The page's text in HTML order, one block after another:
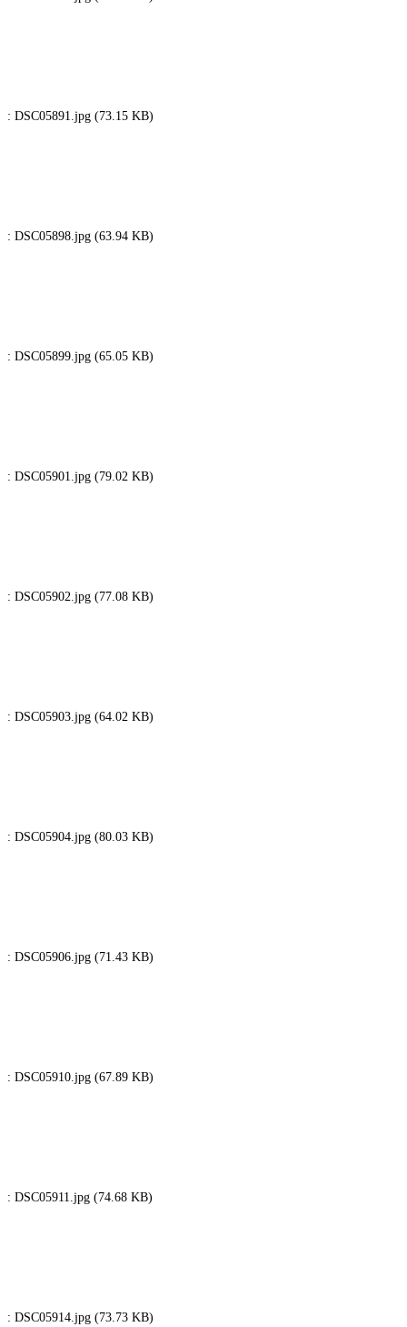
: DSC05891.jpg (73.15 KB)
: DSC05898.jpg (63.94 KB)
: DSC05899.jpg (65.05 KB)
: DSC05901.jpg (79.02 KB)
: DSC05902.jpg (77.08 KB)
: DSC05903.jpg (64.02 KB)
: DSC05904.jpg (80.03 KB)
: DSC05906.jpg (71.43 KB)
: DSC05910.jpg (67.89 KB)
: DSC05911.jpg (74.68 KB)
: DSC05914.jpg (73.73 KB)